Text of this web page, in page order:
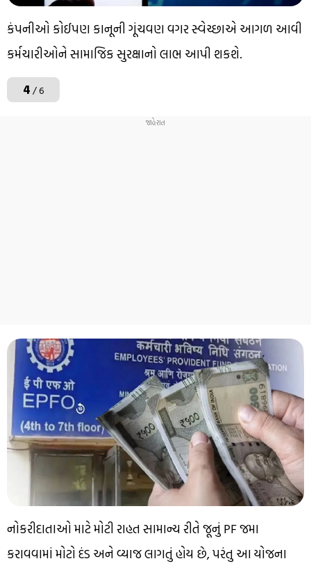
કંપનીઓ કોઈપણ કાનૂની ગૂંચવણ વગર સ્વેચ્છાએ આગળ આવી
કર્મચારીઓને સામાજિક સુરક્ષાનો લાભ આપી શકશે.
4/ 6
નોકરીદાતાઓ માટે મોટી રાહત સામાન્ય રીતે જૂનું PF જમા
કરાવવામાં મોટો દંડ અને વ્યાજ લાગતું હોય છે, પરંતુ આ યોજના